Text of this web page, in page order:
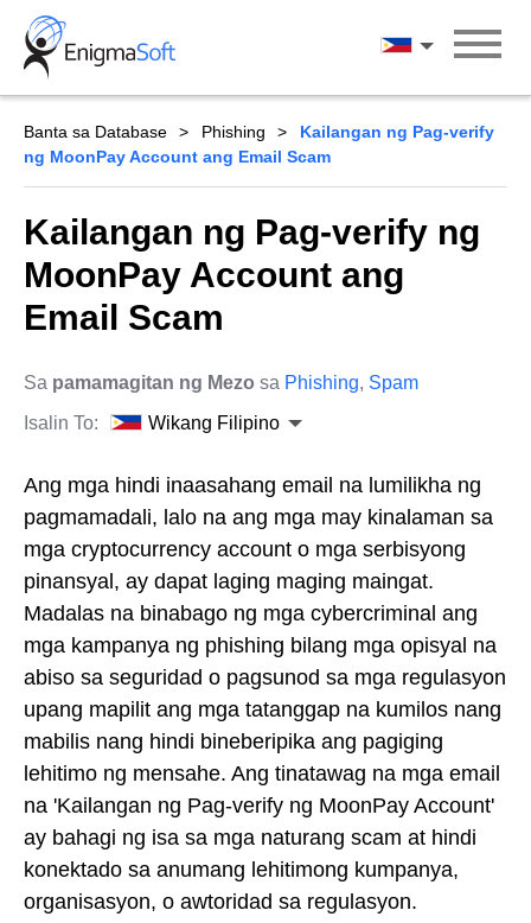
Skip
content
Wikang Filipino
Banta sa Database Phishing
Kailangan ng Pag-verify
ng MoonPay Account ang Email Scam
Kailangan ng Pag-verify ng
MoonPay Account ang
Email Scam
Sa pamamagitan ng Mezo sa Phishing, Spam
Isalin To:
Wikang Filipino
Ang mga hindi inaasahang email na lumilikha ng
pagmamadali, lalo na ang mga may kinalaman sa
mga cryptocurrency account o mga serbisyong
pinansyal, ay dapat laging maging maingat.
Madalas na binabago ng mga cybercriminal ang
mga kampanya ng phishing bilang mga opisyal na
abiso sa seguridad o pagsunod sa mga regulasyon
upang mapilit ang mga tatanggap na kumilos nang
mabilis nang hindi bineberipika ang pagiging
lehitimo ng mensahe. Ang tinatawag na mga email
na 'Kailangan ng Pag-verify ng MoonPay Account'
ay bahagi ng isa sa mga naturang scam at hindi
konektado sa anumang lehitimong kumpanya,
organisasyon, o awtoridad sa regulasyon.